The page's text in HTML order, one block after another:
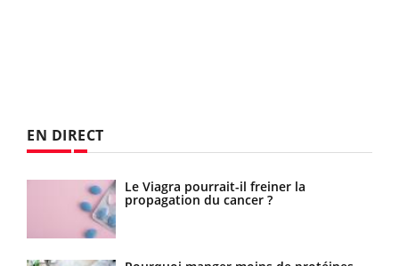
EN DIRECT
Le Viagra pourrait-il freiner la
propagation du cancer ?
Le smartphone nuit-il à l'apprentissage
de la lecture ?